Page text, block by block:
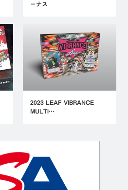
ーナス
2023 LEAF VIBRANCE
MULTI…